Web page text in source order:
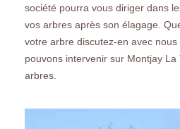
société pourra vous diriger dans
vos arbres après son élagage.
votre arbre discutez-en avec
pouvons intervenir sur Montjay
arbres.